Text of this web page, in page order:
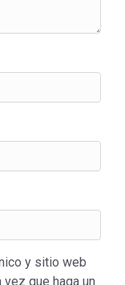
y sitio web
que haga un